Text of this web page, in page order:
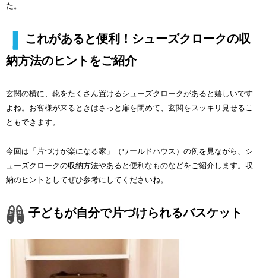
た。
これがあると便利！シューズクロークの収
納方法のヒントをご紹介
玄関の横に、靴をたくさん置けるシューズクロークがあると嬉しいです
よね。お客様が来るときはさっと扉を閉めて、玄関をスッキリ見せるこ
ともできます。
今回は「片づけが楽になる家」（ワールドハウス）の例を見ながら、シ
ューズクロークの収納方法やあると便利なものなどをご紹介します。収
納のヒントとしてぜひ参考にしてくださいね。
子どもが自分で片づけられるバスケット